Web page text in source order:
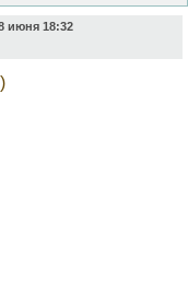
июня 18:32